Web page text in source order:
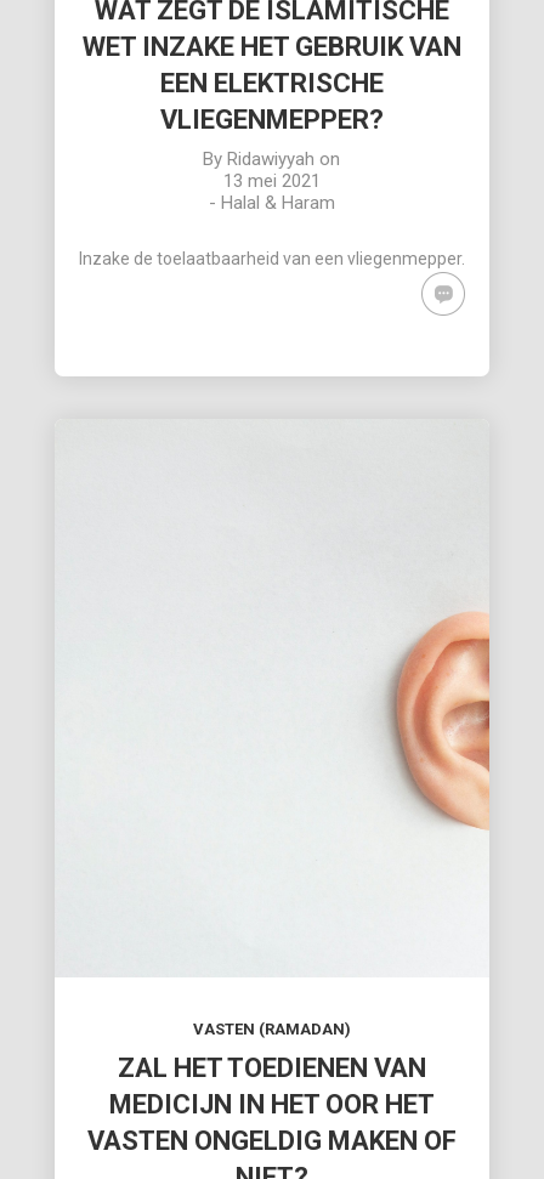
WAT ZEGT DE ISLAMITISCHE
WET INZAKE HET GEBRUIK VAN
EEN ELEKTRISCHE
VLIEGENMEPPER?
ByRidawiyyah on
13 mei 2021
- Halal & Haram
Inzake de toelaatbaarheid van een vliegenmepper.
VASTEN (RAMADAN)
ZAL HET TOEDIENEN VAN
MEDICIJN IN HET OOR HET
VASTEN ONGELDIG MAKEN OF